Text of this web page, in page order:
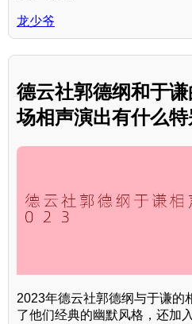
龙少爷
德云社郭德纲和于
场相声演出有什么
2023年德云社郭德纲与于谦的
了他们经典的幽默风格，还加